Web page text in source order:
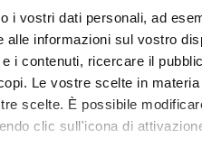
i vostri dati personali, ad
informazioni sul vostro
i contenuti, ricercare il
Le vostre scelte in
scelte. È possibile
clic sull'icona di
to receive the students at the